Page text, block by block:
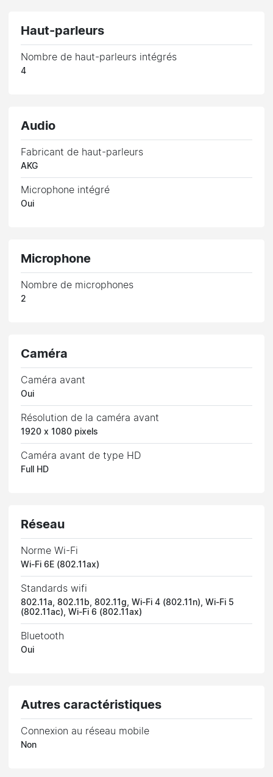
Haut-parleurs
Nombre de haut-parleurs intégrés
4
Audio
Fabricant de haut-parleurs
AKG
Microphone intégré
Oui
Microphone
Nombre de microphones
2
Caméra
Caméra avant
Oui
Résolution de la caméra avant
1920 x 1080 pixels
Caméra avant de type HD
Full HD
Réseau
Norme Wi-Fi
Wi-Fi 6E (802.11ax)
Standards wifi
802.11a, 802.11b, 802.11g, Wi-Fi 4 (802.11n), Wi-Fi 5
(802.11ac), Wi-Fi 6 (802.11ax)
Bluetooth
Oui
Autres caractéristiques
Connexion au réseau mobile
Non